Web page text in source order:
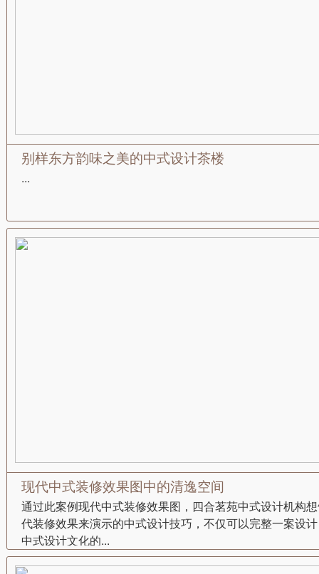
别样东方韵味之美的中式设计茶楼
...
现代中式装修效果图中的清逸空间
通过此案例现代中式装修效果图，四合茗苑中式设计机构
代装修效果来演示的中式设计技巧，不仅可以完整一案设
中式设计文化的...